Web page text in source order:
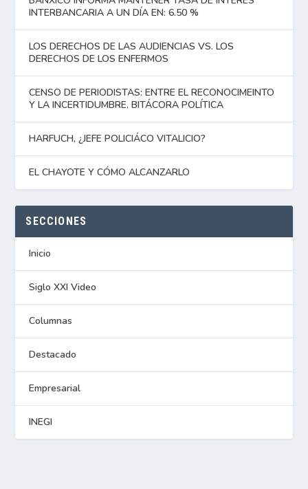
INTERBANCARIA A UN DÍA EN: 6.50 %
LOS DERECHOS DE LAS AUDIENCIAS VS. LOS
DERECHOS DE LOS ENFERMOS
CENSO DE PERIODISTAS: ENTRE EL RECONOCIMEINTO
Y LA INCERTIDUMBRE. BITÁCORA POLÍTICA
HARFUCH, ¿JEFE POLICIÁCO VITALICIO?
EL CHAYOTE Y CÓMO ALCANZARLO
SECCIONES
Inicio
Siglo XXI Video
Columnas
Destacado
Empresarial
INEGI